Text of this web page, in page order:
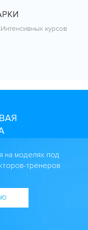
курсов
на моделях под
тренеров